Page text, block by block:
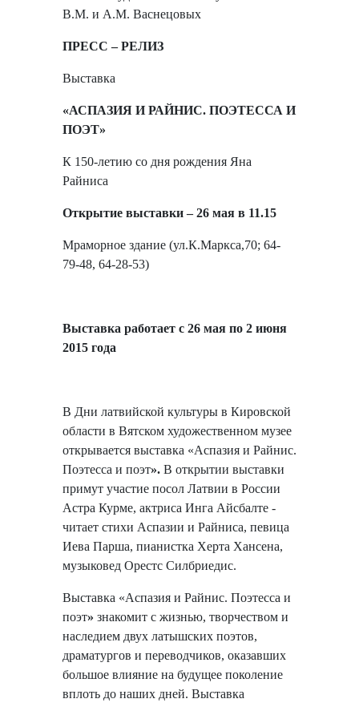
В.М. и А.М. Васнецовых
ПРЕСС – РЕЛИЗ
Выставка
«АСПАЗИЯ И РАЙНИС. ПОЭТЕССА И
ПОЭТ»
К 150-летию со дня рождения Яна
Райниса
Открытие выставки – 26 мая в 11.15
Мраморное здание (ул.К.Маркса,70; 64-
79-48, 64-28-53)
Выставка работает с 26 мая по 2 июня
2015 года
В Дни латвийской культуры в Кировской
области в Вятском художественном музее
открывается выставка «Аспазия и Райнис.
Поэтесса и поэт». В открытии выставки
примут участие посол Латвии в России
Астра Курме, актриса Инга Айсбалте -
читает стихи Аспазии и Райниса, певица
Иева Парша, пианистка Херта Хансена,
музыковед Орестс Силбриедис.
Выставка «Аспазия и Райнис. Поэтесса и
поэт» знакомит с жизнью, творчеством и
наследием двух латышских поэтов,
драматургов и переводчиков, оказавших
большое влияние на будущее поколение
вплоть до наших дней. Выставка